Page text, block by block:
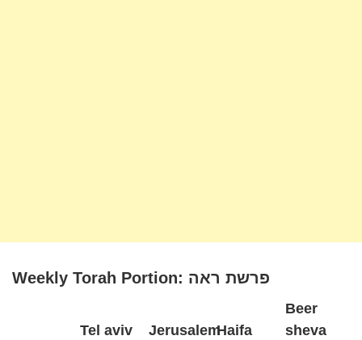
Weekly Torah Portion: פרשת ראה
Tel aviv
JerusalemHaifa
Beer
sheva